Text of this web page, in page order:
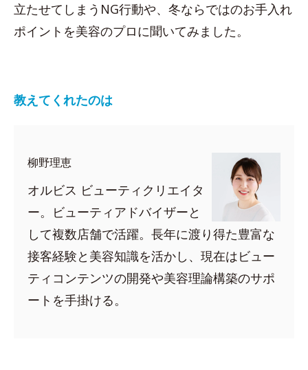
立たせてしまうNG行動や、冬ならではのお手入れ
ポイントを美容のプロに聞いてみました。
教えてくれたのは
柳野理恵
オルビス ビューティクリエイタ
ー。ビューティアドバイザーと
して複数店舗で活躍。長年に渡り得た豊富な
接客経験と美容知識を活かし、現在はビュー
ティコンテンツの開発や美容理論構築のサポ
ートを手掛ける。